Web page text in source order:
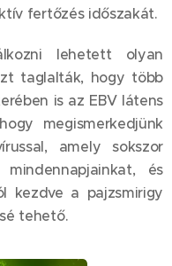
fertőzés időszakát.
lehetett olyan
taglalták, hogy több
is az EBV látens
megismerkedjünk
amely sokszor
és
kezdve a pajzsmirigy
tehető.